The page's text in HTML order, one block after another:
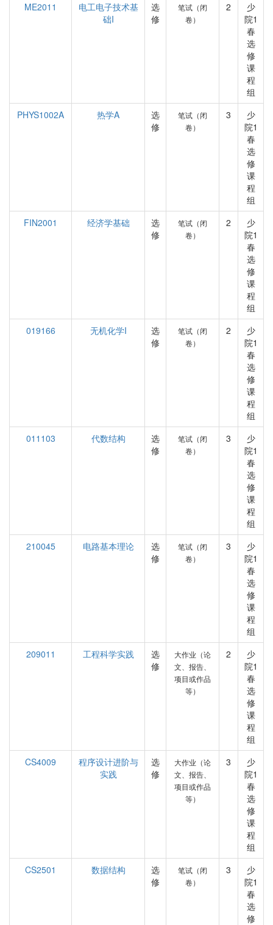
ME2011
电工电子技术基
础I
选
修
笔试（闭
卷）
2
少
院1
春
选
修
课
程
组
PHYS1002A
热学A
选
修
笔试（闭
卷）
3
少
院1
春
选
修
课
程
组
FIN2001
经济学基础
选
修
笔试（闭
卷）
2
少
院1
春
选
修
课
程
组
019166
无机化学I
选
修
笔试（闭
卷）
2
少
院1
春
选
修
课
程
组
011103
代数结构
选
修
笔试（闭
卷）
3
少
院1
春
选
修
课
程
组
210045
电路基本理论
选
修
笔试（闭
卷）
3
少
院1
春
选
修
课
程
组
209011
工程科学实践
选
修
大作业（论
文、报告、
项目或作品
等）
2
少
院1
春
选
修
课
程
组
CS4009
程序设计进阶与
实践
选
修
大作业（论
文、报告、
项目或作品
等）
3
少
院1
春
选
修
课
程
组
CS2501
数据结构
选
修
笔试（闭
卷）
3
少
院1
春
选
修